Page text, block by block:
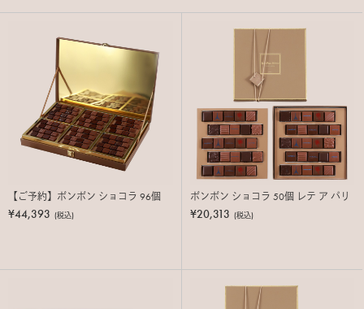
【ご予約】ボンボン ショコラ 96個
¥44,393 (税込)
ボンボン ショコラ 50個 レテ ア パリ
¥20,313 (税込)